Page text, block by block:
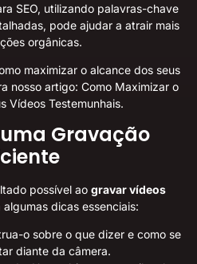
SEO, utilizando palavras-chave
pode ajudar a atrair mais
orgânicas.
maximizar o alcance dos seus
nosso artigo: Como Maximizar o
Vídeos Testemunhais.
Gravação
possível ao gravar vídeos
algumas dicas essenciais:
o sobre o que dizer e como se
diante da câmera.